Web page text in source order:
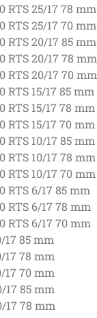
RTS 25/17 78 mm
RTS 25/17 70 mm
RTS 20/17 85 mm
RTS 20/17 78 mm
RTS 20/17 70 mm
RTS 15/17 85 mm
RTS 15/17 78 mm
RTS 15/17 70 mm
RTS 10/17 85 mm
RTS 10/17 78 mm
RTS 10/17 70 mm
RTS 6/17 85 mm
RTS 6/17 78 mm
RTS 6/17 70 mm
17 85 mm
17 78 mm
17 70 mm
17 85 mm
17 78 mm